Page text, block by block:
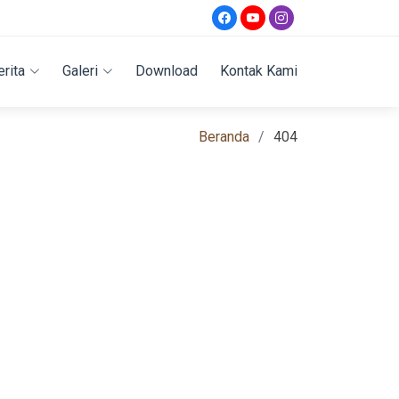
Galeri Download Kontak Kami
Beranda 404